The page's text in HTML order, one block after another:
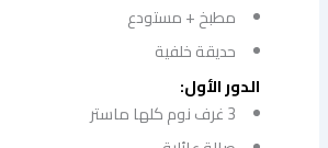
مطبخ + مستودع
حديقة خلفية
الدور الأول:
3 غرف نوم كلها ماستر